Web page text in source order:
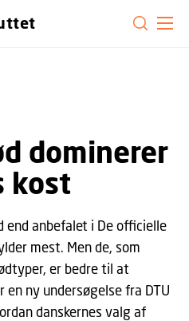
dominerer
kost
end anbefalet i De officielle
mest. Men de, som
er bedre til at
ny undersøgelse fra DTU
danskernes valg af